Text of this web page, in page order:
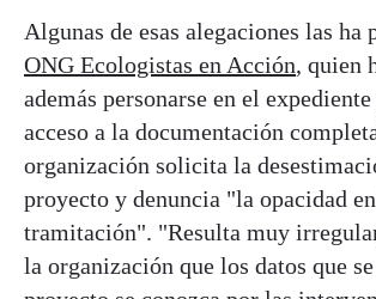
Algunas de esas alegaciones las ha
ONG Ecologistas en Acción, quien
además personarse en el
acceso a la documentación
organización solicita la
proyecto y denuncia "la opacidad
tramitación". "Resulta muy
la organización que los datos que